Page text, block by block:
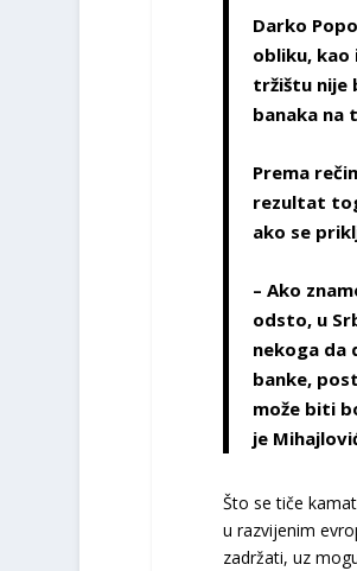
Darko
obliku, kao
tržištu nije
banaka na
Prema
rezultat
ako se
– Ako
odsto, u
nekoga da
banke,
može biti
je
Što se tiče
u razvijenim
zadržati, uz